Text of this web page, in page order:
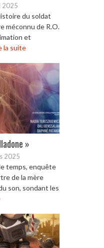
2025
du soldat
méconnu de R.O.
et
la suite
»
2025
temps, enquête
de la mère
son, sondant les